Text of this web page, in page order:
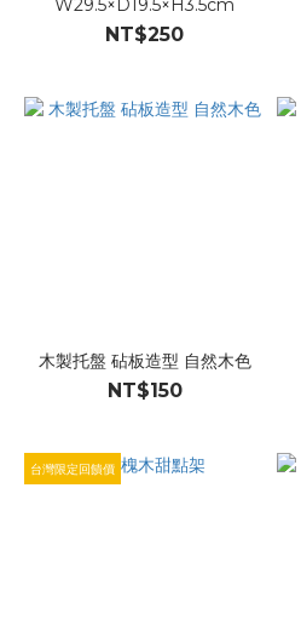
W29.5×D19.5×H3.5cm
NT$250
木製托盤 砧板造型 自然木色
NT$150
台灣限定回饋價